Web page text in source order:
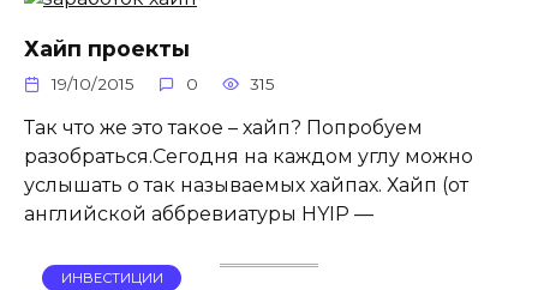
Хайп проекты
19/10/2015 0 315
Так что же это такое – хайп? Попробуем
разобраться.Сегодня на каждом углу можно
услышать о так называемых хайпах. Хайп (от
английской аббревиатуры HYIP —
ИНВЕСТИЦИИ